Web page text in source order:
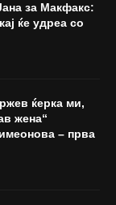
за Макфакс:
ќе удреа со
ќерка ми,
жена“
– прва